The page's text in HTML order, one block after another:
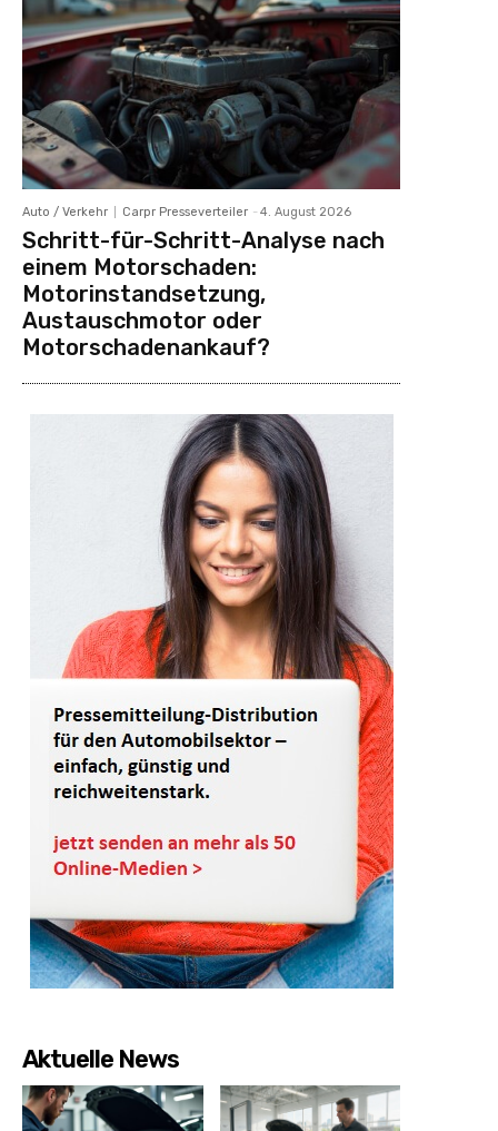
Auto / Verkehr Carpr Presseverteiler - 4. August 2026
Schritt-für-Schritt-Analyse nach
einem Motorschaden:
Motorinstandsetzung,
Austauschmotor oder
Motorschadenankauf?
Aktuelle News